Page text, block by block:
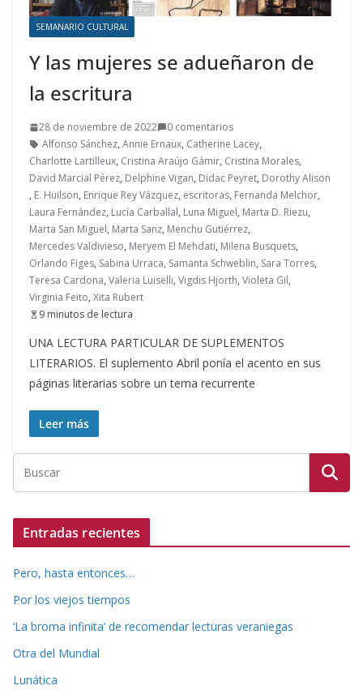
SEMANARIO CULTURAL
Y las mujeres se adueñaron de
la escritura
28 de noviembre de 2022
0 comentarios
Alfonso Sánchez, Annie Ernaux, Catherine Lacey,
Charlotte Lartilleux, Cristina Araújo Gámir, Cristina Morales,
David Marcial Pérez, Delphine Vigan, Didac Peyret, Dorothy Alison
, E. Huilson, Enrique Rey Vázquez, escritoras, Fernanda Melchor,
Laura Fernández, Lucía Carballal, Luna Miguel, Marta D. Riezu,
Marta San Miguel, Marta Sanz, Menchu Gutiérrez,
Mercedes Valdivieso, Meryem El Mehdati, Milena Busquets,
Orlando Figes, Sabina Urraca, Samanta Schweblin, Sara Torres,
Teresa Cardona, Valeria Luiselli, Vigdis Hjorth, Violeta Gil,
Virginia Feito, Xita Rubert
9 minutos de lectura
UNA LECTURA PARTICULAR DE SUPLEMENTOS
LITERARIOS. El suplemento Abril ponía el acento en sus
páginas literarias sobre un tema recurrente
Leer más
Entradas recientes
Pero, hasta entonces…
Por los viejos tiempos
‘La broma infinita’ de recomendar lecturas veraniegas
Otra del Mundial
Lunática